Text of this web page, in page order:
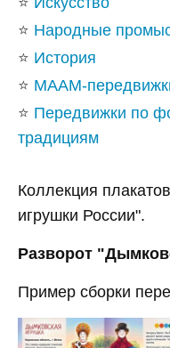
⭐ Народные
⭐ История
⭐ МААМ-
⭐ Передвижки по
традициям
Коллекция
игрушки России".
Разворот
Пример сборки